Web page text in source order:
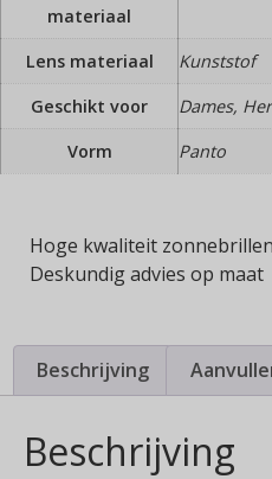
materiaal
Lens materiaal
Kunststof
Geschikt voor
Dames,
Vorm
Panto
Hoge kwaliteit zonnebrillen
Deskundig advies op maat
Beschrijving
Beschrijving